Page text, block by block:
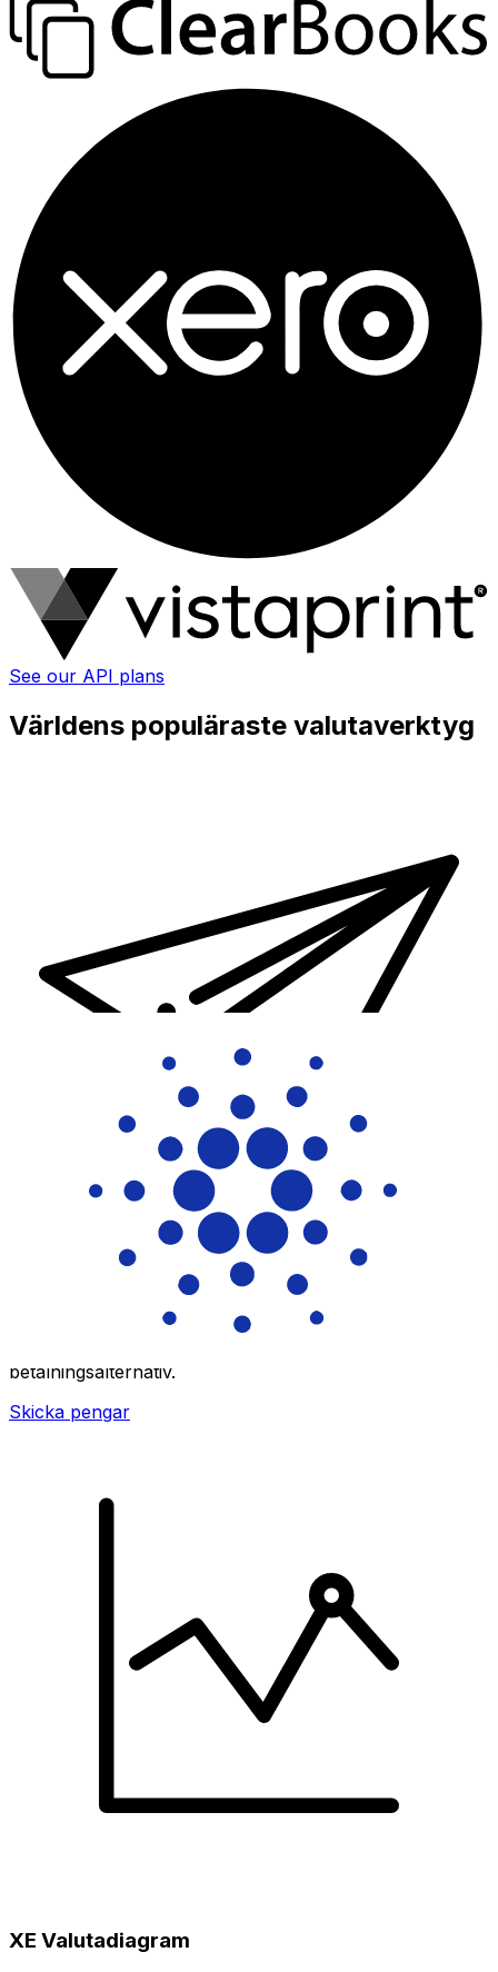
See our API plans
Världens populäraste valutaverktyg
XE Internationella valutaöverföringar
Skicka pengar online snabbt, säkert och enkelt.
betalningsalternativ.
Skicka pengar
XE Valutadiagram